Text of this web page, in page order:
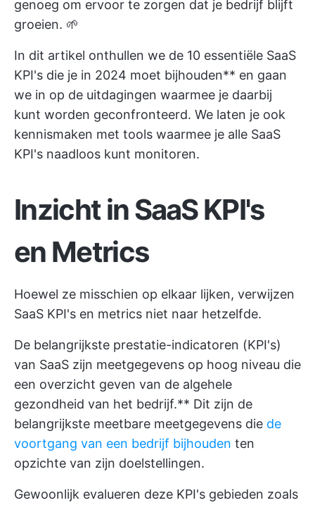
genoeg om ervoor te zorgen dat je bedrijf blijft
groeien. 🌱
In dit artikel onthullen we de 10 essentiële SaaS
KPI's die je in 2024 moet bijhouden** en gaan
we in op de uitdagingen waarmee je daarbij
kunt worden geconfronteerd. We laten je ook
kennismaken met tools waarmee je alle SaaS
KPI's naadloos kunt monitoren.
Inzicht in SaaS KPI's
en Metrics
Hoewel ze misschien op elkaar lijken, verwijzen
SaaS KPI's en metrics niet naar hetzelfde.
De belangrijkste prestatie-indicatoren (KPI's)
van SaaS zijn meetgegevens op hoog niveau die
een overzicht geven van de algehele
gezondheid van het bedrijf.** Dit zijn de
belangrijkste meetbare meetgegevens die de
voortgang van een bedrijf bijhouden ten
opzichte van zijn doelstellingen.
Gewoonlijk evalueren deze KPI's gebieden zoals